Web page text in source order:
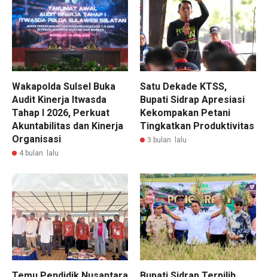
Wakapolda Sulsel Buka
Audit Kinerja Itwasda
Tahap I 2026, Perkuat
Akuntabilitas dan Kinerja
Organisasi
4 bulan lalu
Satu Dekade KTSS,
Bupati Sidrap Apresiasi
Kekompakan Petani
Tingkatkan Produktivitas
3 bulan lalu